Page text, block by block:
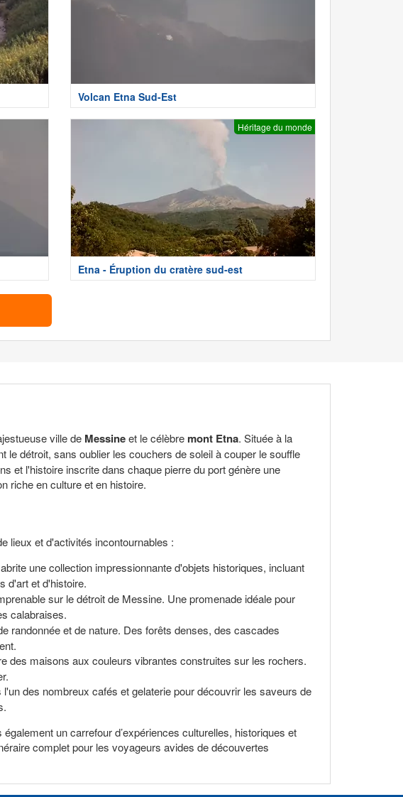
Volcan Etna Sud-Est
Héritage du monde
Etna - Éruption du cratère sud-est
ville de Messineet le célèbre mont Etna. Située à la
détroit, sans oublier les couchers de soleil à couper le souffle
et l'histoire inscrite dans chaque pierre du port génère une
riche en culture et en histoire.
lieux et d'activités incontournables :
une collection impressionnante d'objets historiques, incluant
d'art et d'histoire.
sur le détroit de Messine. Une promenade idéale pour
calabraises.
randonnée et de nature. Des forêts denses, des cascades
des maisons aux couleurs vibrantes construites sur les rochers.
des nombreux cafés et gelaterie pour découvrir les saveurs de
un carrefour d’expériences culturelles, historiques et
complet pour les voyageurs avides de découvertes